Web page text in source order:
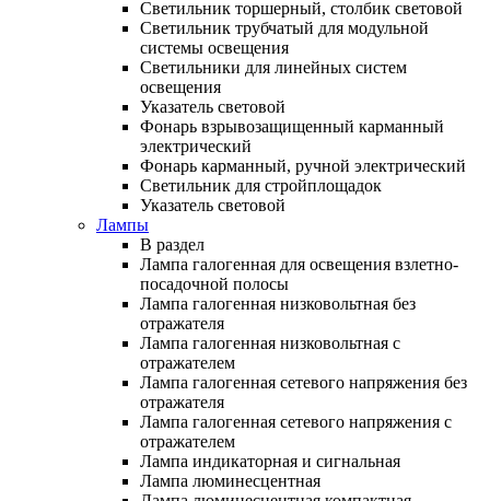
Светильник торшерный, столбик световой
Светильник трубчатый для модульной
системы освещения
Светильники для линейных систем
освещения
Указатель световой
Фонарь взрывозащищенный карманный
электрический
Фонарь карманный, ручной электрический
Светильник для стройплощадок
Указатель световой
Лампы
В раздел
Лампа галогенная для освещения взлетно-
посадочной полосы
Лампа галогенная низковольтная без
отражателя
Лампа галогенная низковольтная с
отражателем
Лампа галогенная сетевого напряжения без
отражателя
Лампа галогенная сетевого напряжения с
отражателем
Лампа индикаторная и сигнальная
Лампа люминесцентная